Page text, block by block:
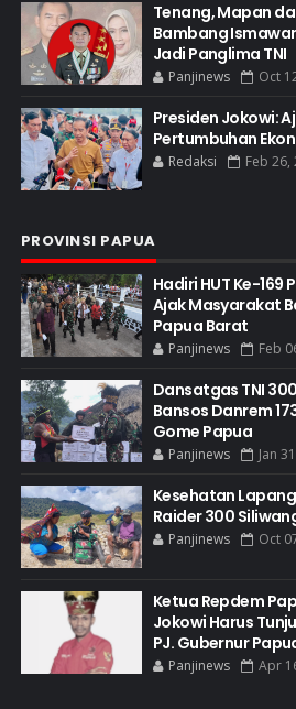
Tenang, Mapan
Bambang
Jadi Panglima TNI
Panjinews Oct
Presiden Jokowi:
Pertumbuhan
Redaksi Feb 26,
PROVINSI PAPUA
Hadiri HUT Ke-169
Ajak Masyarakat
Papua Barat
Panjinews Feb
Dansatgas TNI
Bansos Danrem
Gome Papua
Panjinews Jan
Kesehatan
Raider 300
Panjinews Oct
Ketua Repdem
Jokowi Harus
PJ. Gubernur
Panjinews Apr